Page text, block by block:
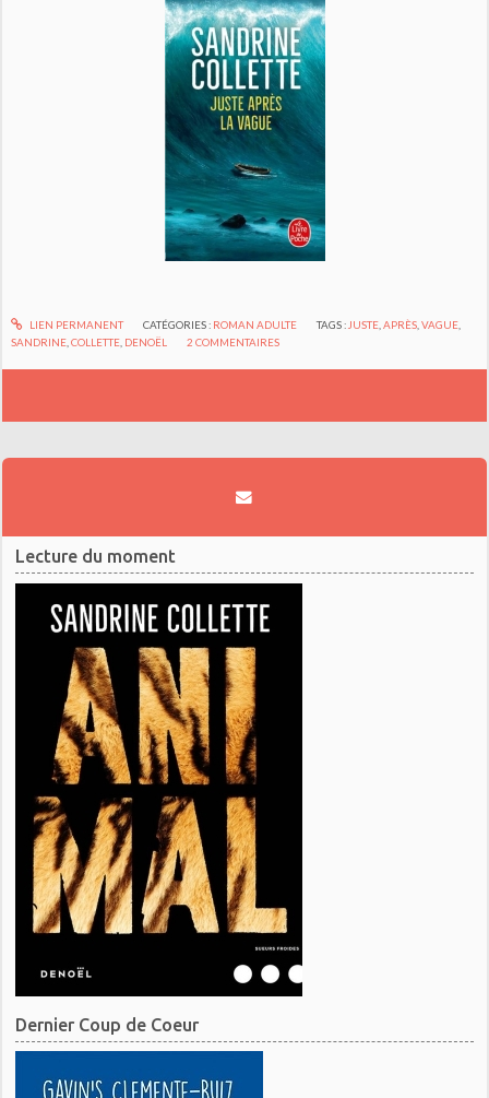
LIEN PERMANENT CATÉGORIES : ROMAN ADULTE TAGS : JUSTE ,APRÈS ,VAGUE
SANDRINE ,COLLETTE DENOËL 2 COMMENTAIRES
Lecture du moment
Dernier Coup de Coeur